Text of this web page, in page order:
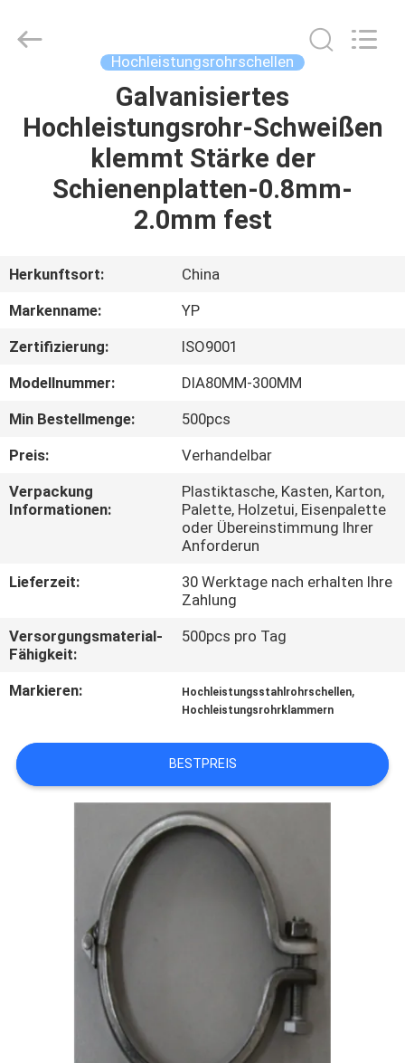
PRODUKTE
WERKSBESICHTIGUNG
QUALITÄTSKONTROLLE
KONTAKT
MIT
UNS
FÄLLE
SITEMAP
POLICY
CO.,LTD.
Hochleistungsrohrschellen
Galvanisiertes
Hochleistungsrohr-Schweißen
klemmt Stärke der
Schienenplatten-0.8mm-
2.0mm fest
Herkunftsort:
China
Markenname:
YP
Zertifizierung:
ISO9001
Modellnummer:
DIA80MM-300MM
Min Bestellmenge:
500pcs
Preis:
Verhandelbar
Verpackung
Informationen:
Plastiktasche, Kasten, Karton,
Palette, Holzetui, Eisenpalette
oder Übereinstimmung Ihrer
Anforderun
Lieferzeit:
30 Werktage nach erhalten Ihre
Zahlung
Versorgungsmaterial-
Fähigkeit:
500pcs pro Tag
Markieren: Hochleistungsstahlrohrschellen,
Hochleistungsrohrklammern
BESTPREIS